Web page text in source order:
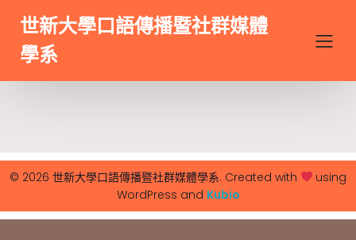
世新大學口語傳播暨社群媒體
學系
© 2026 世新大學口語傳播暨社群媒體學系. Created with
using
WordPress and Kubio